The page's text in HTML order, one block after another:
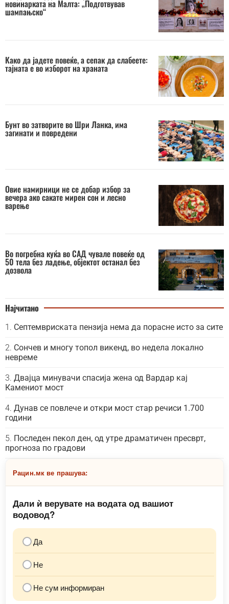
новинарката на Малта: „Подготвував
шампањско“
Како да јадете повеќе, а сепак да слабеете:
тајната е во изборот на храната
Бунт во затворите во Шри Ланка, има
загинати и повредени
Овие намирници не се добар избор за
вечера ако сакате мирен сон и лесно
варење
Во погребна куќа во САД чувале повеќе од
50 тела без ладење, објектот останал без
дозвола
Најчитано
Септемвриската пензија нема да порасне исто за сите
Сончев и многу топол викенд, во недела локално
невреме
Двајца минувачи спасија жена од Вардар кај
Камениот мост
Дунав се повлече и откри мост стар речиси 1.700
години
Последен пекол ден, од утре драматичен пресврт,
прогноза по градови
Рацин.мк ве прашува:
Дали ѝ верувате на водата од вашиот
водовод?
Да
Не
Не сум информиран